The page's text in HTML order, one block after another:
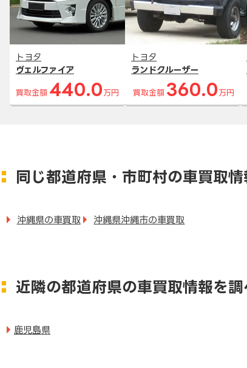
トヨタ
ヴェルファイア
買取金額 440.0 万円
トヨタ
ランドクルーザー
買取金額 360.0 万円
同じ都道府県・市町村の車買取
沖縄県の車買取 沖縄県沖縄市の車買取
近隣の都道府県の車買取情報を調
鹿児島県